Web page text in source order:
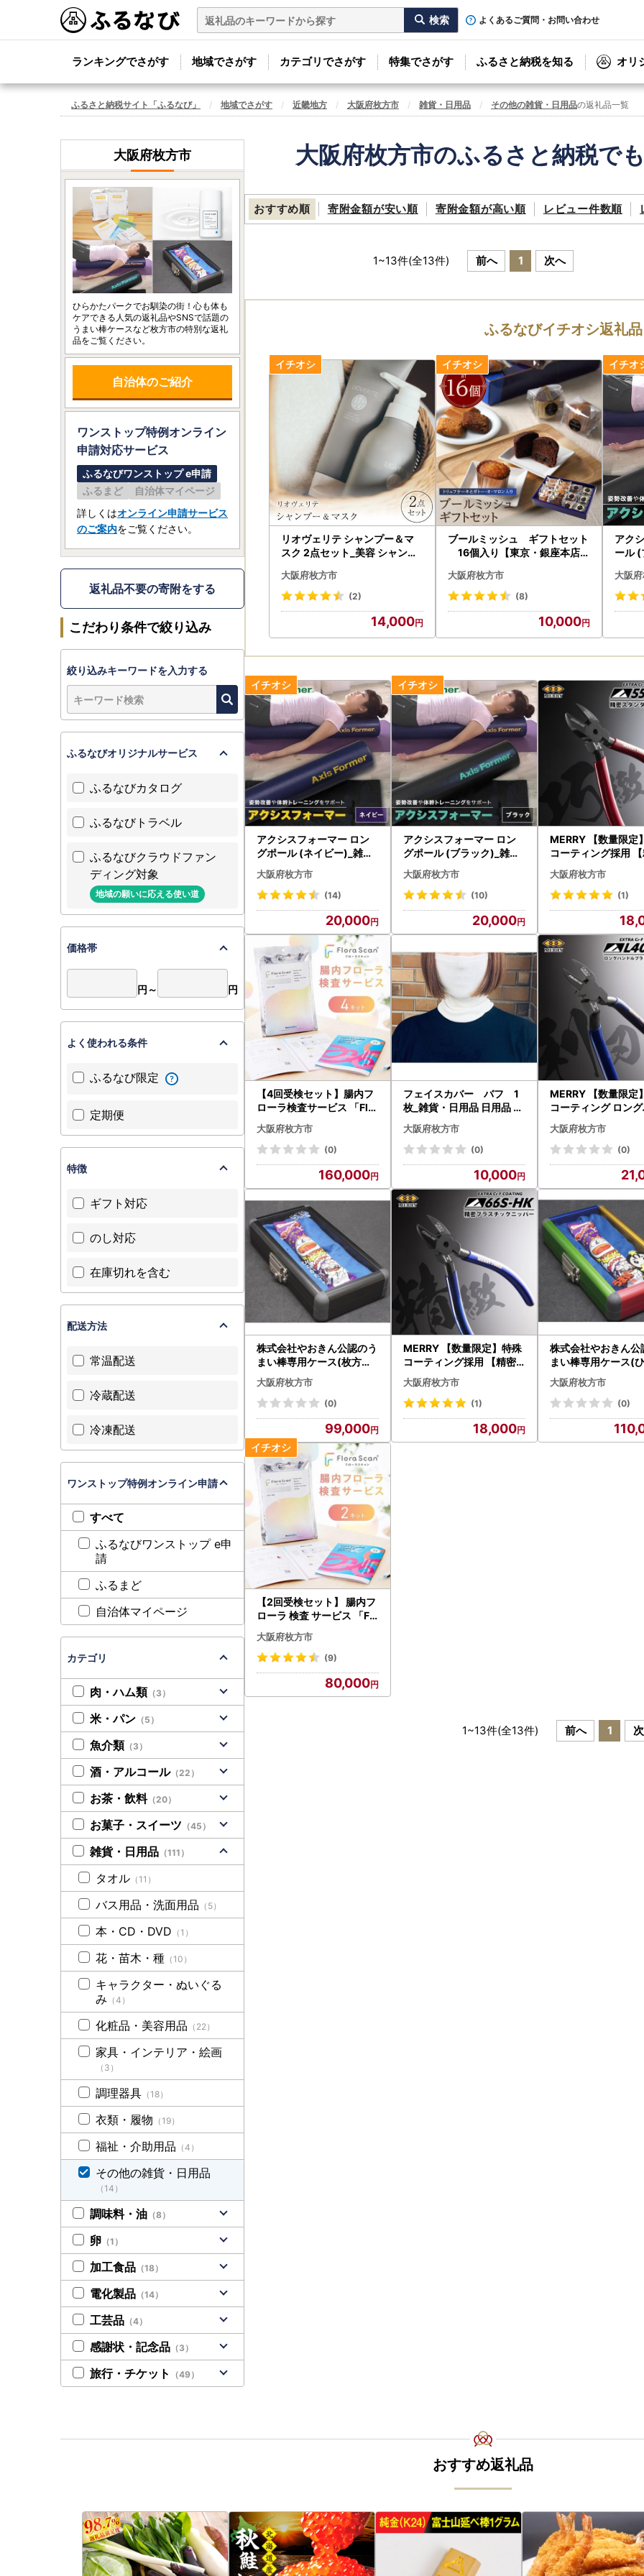
よくあるご質問・お問い合わせ
ランキングでさがす 地域でさがす カテゴリでさがす 特集でさがす ふるさと納税を知る オリ
ふるさと納税サイト「ふるなび」 地域でさがす 近畿地方 大阪府枚方市 雑貨・日用品 その他の雑貨・日用品の返礼品一覧
大阪府枚方市のふるさと納税で
おすすめ順 寄附金額が安い順 寄附金額が高い順 レビュー件数順
1~13件(全13件) 前へ 1 次へ
ふるなびイチオシ返礼品
リオヴェリテ シャンプー＆マ
スク 2点セット_美容 シャンプ
大阪府枚方市
(2)
14,000
ブールミッシュ ギフトセット
16個入り【東京・銀座本店の
ド】_菓子・スイーツ ケーキ 菓
子・スイーツ 焼き菓子 _【100
大阪府枚方市
(8)
10,000
アク
ール (
大阪
アクシスフォーマー ロン
グポール (ネイビー)_雑貨
・日用品 スポーツ・アウ
トドア用品 _【1035023
】
大阪府枚方市
(14)
20,000
アクシスフォーマー ロン
グポール (ブラック)_雑貨
・日用品 スポーツ・アウ
トドア用品 _【1035022
】
大阪府枚方市
(10)
20,000
MERRY 【数量限定
コーティング採用
】スタンダードニ
5S-HK】 1セット_
日用品 日用品 _【1573758
】
大阪府枚方市
(1)
【4回受検セット】腸内フ
ローラ検査サービス 「Flor
a Scan(R)」【1632189】
大阪府枚方市
(0)
160,000
フェイスカバー バフ 1
枚_雑貨・日用品 日用品 _
【1120558】
大阪府枚方市
(0)
10,000
MERRY 【数量限定
コーティング ロングハン
ドル爪切りニッパ
【L40E-HK】1丁_
日用品 日用品 _【1573761
】
大阪府枚方市
(0)
株式会社やおきん公認のう
まい棒専用ケース(枚方モ
大阪府枚方市
(0)
99,000
MERRY 【数量限定】特殊
コーティング採用 【精密
】プラスチックニッパ【6
6S-HK】 1セット_雑貨・
日用品 日用品 _【1573759
】
大阪府枚方市
(1)
18,000
株式会社やおきん公
まい棒専用ケース(
しくんモデル)_雑貨 雑貨・
日用品 ご当地キャ
ー _【1462344】
大阪府枚方市
(0)
【2回受検セット】 腸内フ
ローラ 検査 サービス 「Flo
ra Scan(R)」_ 腸内フロー
ラ フローラ 検査 キット 腸
内環境 Flora Scan 検査サ
ービス 健康 簡単 便利 プリ
メディカ 人気 おすすめ 送
料無料 _【1302437】
大阪府枚方市
(9)
80,000
1~13件(全13件) 前へ 1
大阪府枚方市
ひらかたパークでお馴染の街！心も体も
ケアできる人気の返礼品やSNSで話題の
うまい棒ケースなど枚方市の特別な返礼
品をご覧ください。
自治体のご紹介
ワンストップ特例オンライン
申請対応サービス
ふるなびワンストップ e申請
ふるまど
自治体マイページ
詳しくはオンライン申請サービス
のご案内をご覧ください。
返礼品不要の寄附をする
こだわり条件で絞り込み
絞り込みキーワードを入力する
ふるなびオリジナルサービス
ふるなびカタログ
ふるなびトラベル
ふるなびクラウドファン
ディング対象
地域の願いに応える使い道
価格帯
円～ 円
よく使われる条件
ふるなび限定
定期便
特徴
ギフト対応
のし対応
在庫切れを含む
配送方法
常温配送
冷蔵配送
冷凍配送
ワンストップ特例オンライン申請
すべて
ふるなびワンストップ e申
請
ふるまど
自治体マイページ
カテゴリ
肉・ハム類 （3）
米・パン （5）
魚介類 （3）
酒・アルコール（22）
お茶・飲料（20）
お菓子・スイーツ （45）
雑貨・日用品 （111）
タオル （11）
バス用品・洗面用品 （5）
本・CD・DVD （1）
花・苗木・種 （10）
キャラクター・ぬいぐる
み （4）
化粧品・美容用品 （22）
家具・インテリア・絵画
（3）
調理器具 （18）
衣類・履物 （19）
福祉・介助用品 （4）
その他の雑貨・日用品
（14）
調味料・油 （8）
卵 （1）
加工食品 （18）
電化製品 （14）
工芸品 （4）
感謝状・記念品 （3）
旅行・チケット （49）
おすすめ返礼品